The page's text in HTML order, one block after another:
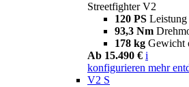
Streetfighter V2
120 PS Leistung
93,3 Nm
178 kg Gewicht
Ab 15.490 € i
konfigurieren mehr
V2 S